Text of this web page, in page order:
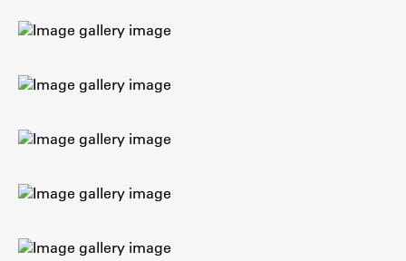
Novice
Koledar dogodkov
Program dela
Dosežki